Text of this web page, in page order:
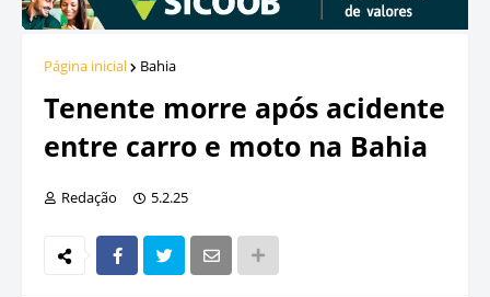
Página inicial Bahia
Tenente morre após acidente
entre carro e moto na Bahia
Redação 5.2.25